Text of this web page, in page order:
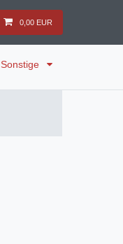
0,00 EUR
Sonstige